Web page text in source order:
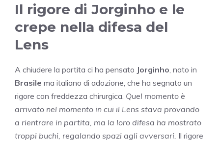
Il rigore di Jorginho e le
crepe nella difesa del
Lens
A chiudere la partita ci ha pensato Jorginho , nato in
Brasile ma italiano di adozione, che ha segnato un
rigore con freddezza chirurgica. Quel momento è
arrivato nel momento in cui il Lens stava provando
a rientrare in partita, ma la loro difesa ha mostrato
troppi buchi, regalando spazi agli avversari. Il rigore